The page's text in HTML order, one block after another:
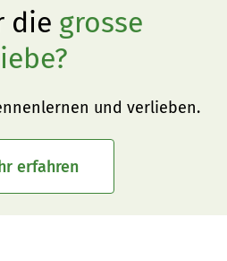
die grosse
und verlieben.
erfahren